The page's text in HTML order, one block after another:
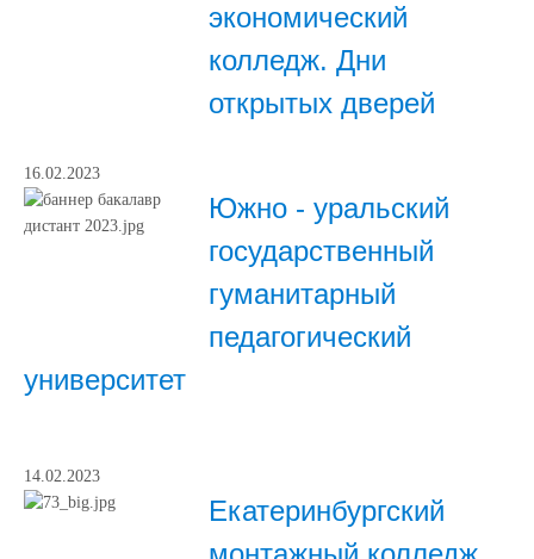
экономический
колледж. Дни
открытых дверей
16.02.2023
Южно - уральский
государственный
гуманитарный
педагогический
университет
14.02.2023
Екатеринбургский